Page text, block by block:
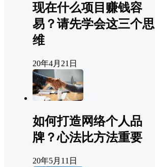
现在什么项目赚钱容
易？请先学会这三个思
维
20年4月21日
如何打造网络个人品
牌？心法比方法重要
20年5月11日